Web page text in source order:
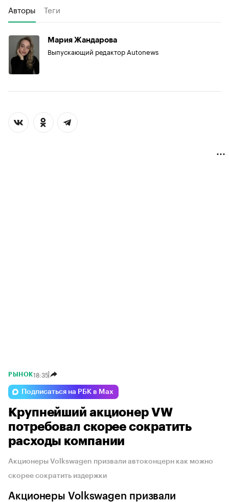
Авторы Теги
Мария Жандарова
Выпускающий редактор Autonews
РЫНОК18:35
Подписаться на РБК в Max
Крупнейший акционер VW
потребовал скорее сократить
расходы компании
Акционеры Volkswagen призвали автоконцерн как можно
скорее сократить издержки
Акционеры Volkswagen призвали